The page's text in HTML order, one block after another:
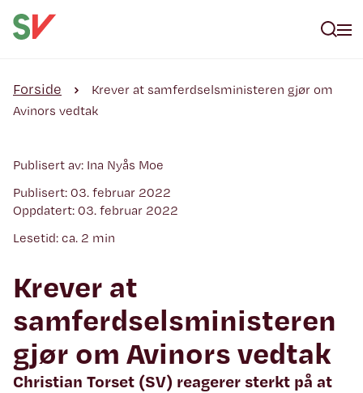
Forside
Krever at samferdselsministeren gjør om
Avinors vedtak
Publisert av: Ina Nyås Moe
Publisert: 03. februar 2022
Oppdatert: 03. februar 2022
Lesetid: ca. 2 min
Krever at
samferdselsministeren
gjør om Avinors vedtak
Christian Torset (SV) reagerer sterkt på at